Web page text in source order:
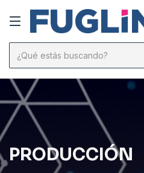
PRODUCCIÓN